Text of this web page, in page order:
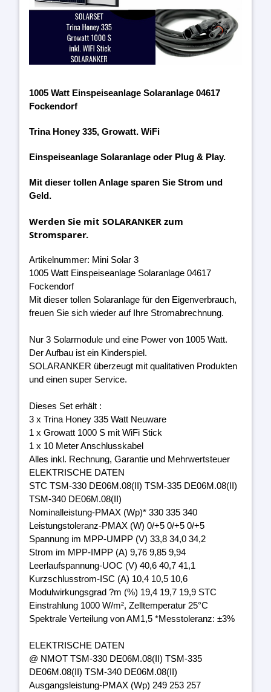
1005 Watt Einspeiseanlage Solaranlage 04617
Fockendorf
Trina Honey 335, Growatt. WiFi
Einspeiseanlage Solaranlage oder Plug & Play.
Mit dieser tollen Anlage sparen Sie Strom und
Geld.
Werden Sie mit SOLARANKER zum
Stromsparer.
Artikelnummer: Mini Solar 3
1005 Watt Einspeiseanlage Solaranlage 04617
Fockendorf
Mit dieser tollen Solaranlage für den Eigenverbrauch,
freuen Sie sich wieder auf Ihre Stromabrechnung.
Nur 3 Solarmodule und eine Power von 1005 Watt.
Der Aufbau ist ein Kinderspiel.
SOLARANKER überzeugt mit qualitativen Produkten
und einen super Service.
Dieses Set erhält :
3 x Trina Honey 335 Watt Neuware
1 x Growatt 1000 S mit WiFi Stick
1 x 10 Meter Anschlusskabel
Alles inkl. Rechnung, Garantie und Mehrwertsteuer
ELEKTRISCHE DATEN
STC TSM-330 DE06M.08(II) TSM-335 DE06M.08(II)
TSM-340 DE06M.08(II)
Nominalleistung-PMAX (Wp)* 330 335 340
Leistungstoleranz-PMAX (W) 0/+5 0/+5 0/+5
Spannung im MPP-UMPP (V) 33,8 34,0 34,2
Strom im MPP-IMPP (A) 9,76 9,85 9,94
Leerlaufspannung-UOC (V) 40,6 40,7 41,1
Kurzschlusstrom-ISC (A) 10,4 10,5 10,6
Modulwirkungsgrad ?m (%) 19,4 19,7 19,9 STC
Einstrahlung 1000 W/m², Zelltemperatur 25°C
Spektrale Verteilung von AM1,5 *Messtoleranz: ±3%
ELEKTRISCHE DATEN
@ NMOT TSM-330 DE06M.08(II) TSM-335
DE06M.08(II) TSM-340 DE06M.08(II)
Ausgangsleistung-PMAX (Wp) 249 253 257